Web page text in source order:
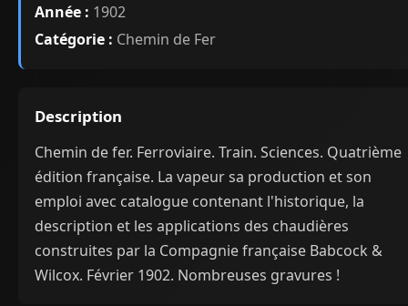
Année : 1902
Catégorie : Chemin de Fer
Description
Chemin de fer. Ferroviaire. Train. Sciences. Quatrième
édition française. La vapeur sa production et son
emploi avec catalogue contenant l'historique, la
description et les applications des chaudières
construites par la Compagnie française Babcock &
Wilcox. Février 1902. Nombreuses gravures !